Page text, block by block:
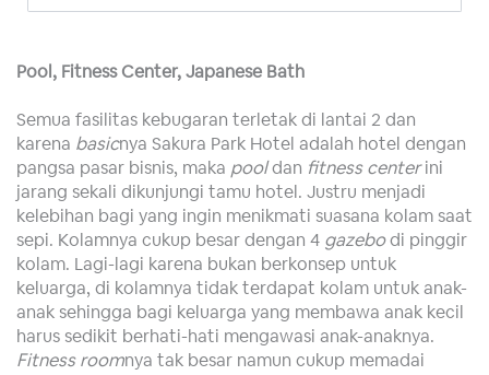
Pool, Fitness Center, Japanese Bath
Semua fasilitas kebugaran terletak di lantai 2 dan
karena basicnya Sakura Park Hotel adalah hotel dengan
pangsa pasar bisnis, maka pooldan fitness centerini
jarang sekali dikunjungi tamu hotel. Justru menjadi
kelebihan bagi yang ingin menikmati suasana kolam saat
sepi. Kolamnya cukup besar dengan 4 gazebodi pinggir
kolam. Lagi-lagi karena bukan berkonsep untuk
keluarga, di kolamnya tidak terdapat kolam untuk anak-
anak sehingga bagi keluarga yang membawa anak kecil
harus sedikit berhati-hati mengawasi anak-anaknya.
Fitness roomnya tak besar namun cukup memadai